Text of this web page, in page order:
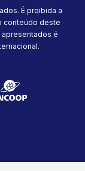
É proibida a
conteúdo deste
é